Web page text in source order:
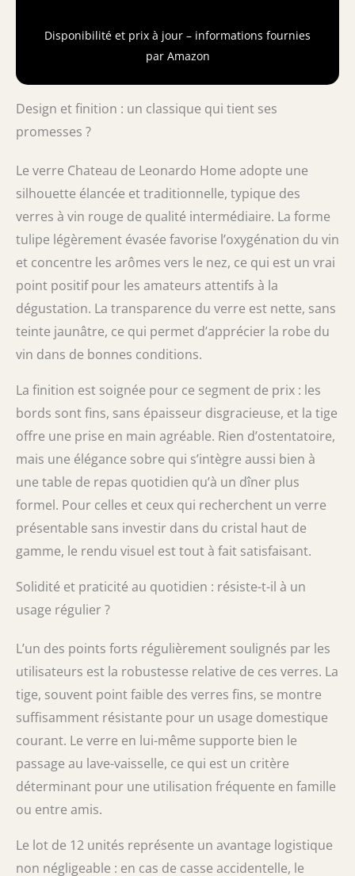
Disponibilité et prix à jour – informations fournies
par Amazon
Design et finition : un classique qui tient ses
promesses ?
Le verre Chateau de Leonardo Home adopte une
silhouette élancée et traditionnelle, typique des
verres à vin rouge de qualité intermédiaire. La forme
tulipe légèrement évasée favorise l’oxygénation du vin
et concentre les arômes vers le nez, ce qui est un vrai
point positif pour les amateurs attentifs à la
dégustation. La transparence du verre est nette, sans
teinte jaunâtre, ce qui permet d’apprécier la robe du
vin dans de bonnes conditions.
La finition est soignée pour ce segment de prix : les
bords sont fins, sans épaisseur disgracieuse, et la tige
offre une prise en main agréable. Rien d’ostentatoire,
mais une élégance sobre qui s’intègre aussi bien à
une table de repas quotidien qu’à un dîner plus
formel. Pour celles et ceux qui recherchent un verre
présentable sans investir dans du cristal haut de
gamme, le rendu visuel est tout à fait satisfaisant.
Solidité et praticité au quotidien : résiste-t-il à un
usage régulier ?
L’un des points forts régulièrement soulignés par les
utilisateurs est la robustesse relative de ces verres. La
tige, souvent point faible des verres fins, se montre
suffisamment résistante pour un usage domestique
courant. Le verre en lui-même supporte bien le
passage au lave-vaisselle, ce qui est un critère
déterminant pour une utilisation fréquente en famille
ou entre amis.
Le lot de 12 unités représente un avantage logistique
non négligeable : en cas de casse accidentelle, le